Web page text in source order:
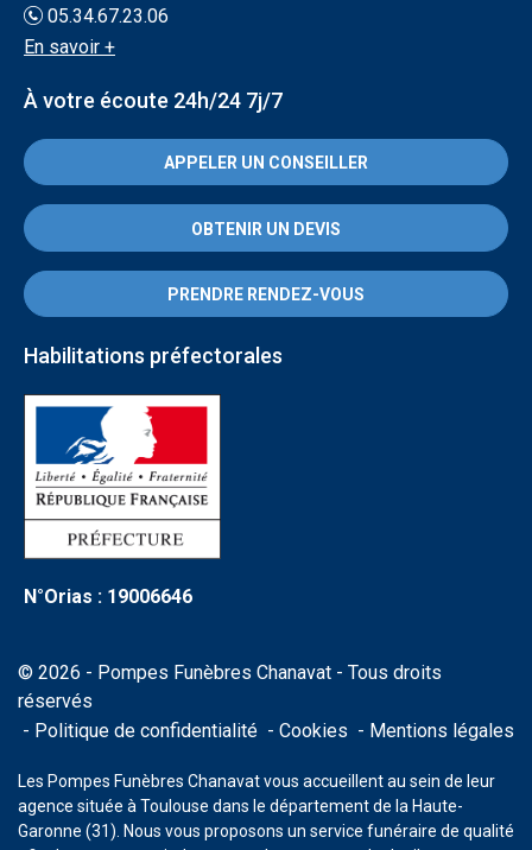
05.34.67.23.06
En savoir +
À votre écoute 24h/24 7j/7
APPELER UN CONSEILLER
OBTENIR UN DEVIS
PRENDRE RENDEZ-VOUS
Habilitations préfectorales
N°Orias : 19006646
© 2026 - Pompes Funèbres Chanavat - Tous droits
réservés
Politique de confidentialité
Cookies Mentions légales
Les Pompes Funèbres Chanavat vous accueillent au sein de leur
agence située à Toulouse dans le département de la Haute-
Garonne (31). Nous vous proposons un service funéraire de qualité